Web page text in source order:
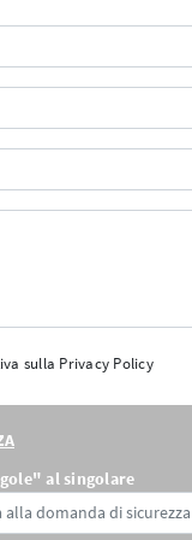
sulla Privacy Policy
al singolare